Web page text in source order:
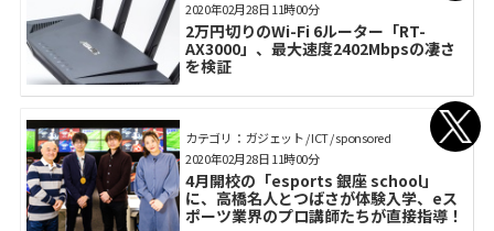
2万円切りのWi-Fi 6ルーター「RT-
AX3000」、最大速度2402Mbpsの凄さ
を検証
2020年02月28日 11時00分
カテゴリ： ガジェット / ICT / sponsored
4月開校の「esports 銀座 school」
に、高橋名人とつばさが体験入学、eス
ポーツ業界のプロ講師たちが直接指導！
2020年02月28日 11時00分